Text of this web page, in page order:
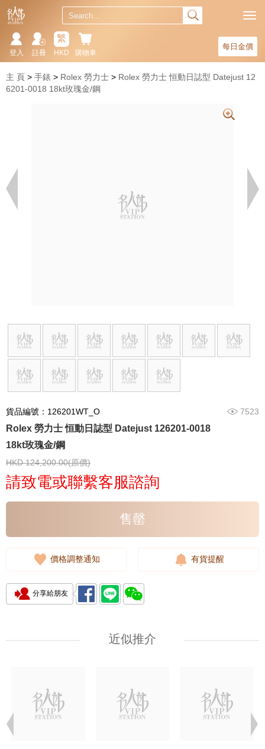
每日金價
購物車
繁
HKD
註冊
登入
主 頁 手錶 Rolex 勞力士
Rolex 勞力士 恒動日誌型 Datejust 12
6201-0018 18kt玫瑰金/鋼
貨品編號：126201WT_O 7523
Rolex 勞力士 恒動日誌型 Datejust 126201-0018
18kt玫瑰金/鋼
HKD 124,200.00(原價)
請致電或聯繫客服諮詢
售罄
價格調整通知 有貨提醒
分享給朋友
近似推介